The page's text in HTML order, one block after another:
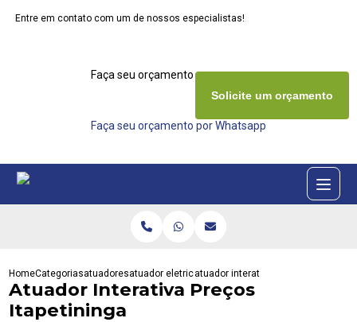
Entre em contato com um de nossos especialistas!
Faça seu orçamento agora mesmo
Faça seu orçamento por Whatsapp
Solicite um orçamento
HomeCategoriasatuadoresatuador eletrico rotativoatuador interativa precos
Atuador Interativa Preços
Itapetininga